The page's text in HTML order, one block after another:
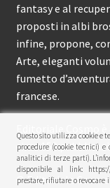
fantasy e al
proposti in albi
infine, propone,
Arte, eleganti
fumetto
francese.
Editoriale Cosmo
circa 150
© Editoriale
Questo sito utilizza cookie e
procedure (cookie tecnici)
analitici di terze parti).
disponibile al link: https://
prestare, rifiutare o revocare